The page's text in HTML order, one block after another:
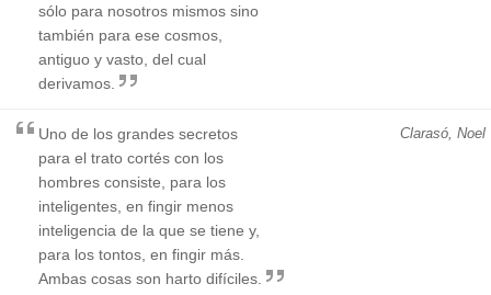
sólo para nosotros mismos sino
también para ese cosmos,
antiguo y vasto, del cual
derivamos.
Clarasó, Noel
Uno de los grandes secretos
para el trato cortés con los
hombres consiste, para los
inteligentes, en fingir menos
inteligencia de la que se tiene y,
para los tontos, en fingir más.
Ambas cosas son harto difíciles.